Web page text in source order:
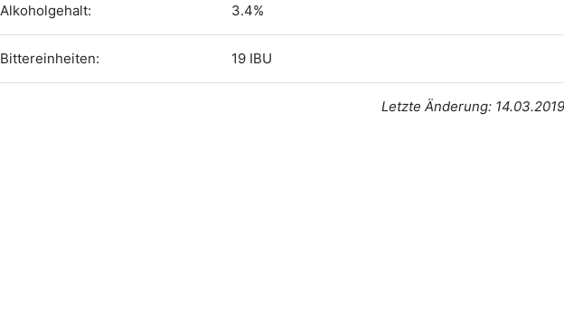
Alkoholgehalt: 3.4%
Bittereinheiten: 19 IBU
Letzte Änderung: